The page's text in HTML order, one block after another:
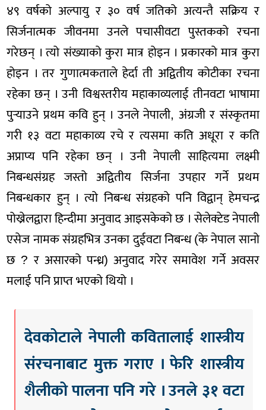
४९ वर्षको अल्पायु र ३० वर्ष जतिको अत्यन्तै सक्रिय र
सिर्जनात्मक जीवनमा उनले पचासीवटा पुस्तकको रचना
गरेछन् । त्यो संख्याको कुरा मात्र होइन । प्रकारको मात्र कुरा
होइन । तर गुणात्मकताले हेर्दा ती अद्वितीय कोटीका रचना
रहेका छन् । उनी विश्वस्तरीय महाकाव्यलाई तीनवटा भाषामा
पुर्‍याउने प्रथम कवि हुन् । उनले नेपाली, अंग्रजी र संस्कृतमा
गरी १३ वटा महाकाव्य रचे र त्यसमा कति अधूरा र कति
अप्राप्य पनि रहेका छन् । उनी नेपाली साहित्यमा लक्ष्मी
निबन्धसंग्रह जस्तो अद्वितीय सिर्जना उपहार गर्ने प्रथम
निबन्धकार हुन् । त्यो निबन्ध संग्रहको पनि विद्वान् हेमचन्द्र
पोख्रेलद्वारा हिन्दीमा अनुवाद आइसकेको छ । सेलेक्टेड नेपाली
एसेज नामक संग्रहभित्र उनका दुईवटा निबन्ध (के नेपाल सानो
छ ? र असारको पन्ध्र) अनुवाद गरेर समावेश गर्ने अवसर
मलाई पनि प्राप्त भएको थियो ।
देवकोटाले नेपाली कवितालाई शास्त्रीय
संरचनाबाट मुक्त गराए । फेरि शास्त्रीय
शैलीको पालना पनि गरे । उनले ३१ वटा